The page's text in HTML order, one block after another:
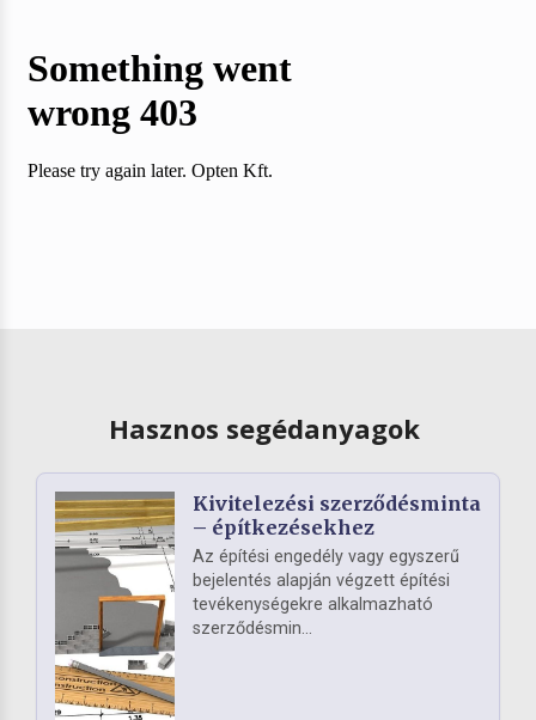
Hasznos segédanyagok
Kivitelezési szerződésminta
– építkezésekhez
Az építési engedély vagy egyszerű
bejelentés alapján végzett építési
tevékenységekre alkalmazható
szerződésmin...